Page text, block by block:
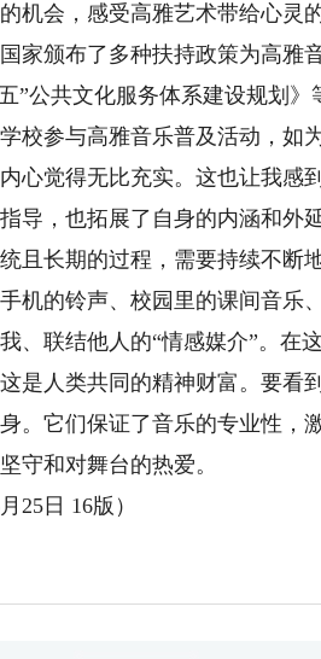
机会，感受高雅艺术带给心灵的
颁布了多种扶持政策为高雅
”公共文化服务体系建设规划
校参与高雅音乐普及活动，如
心觉得无比充实。这也让我感
导，也拓展了自身的内涵和外延
长期的过程，需要持续不断
机的铃声、校园里的课间音
、联结他人的“情感媒介”。在
是人类共同的精神财富。要看
。它们保证了音乐的专业性，
守和对舞台的热爱。
日 16版）